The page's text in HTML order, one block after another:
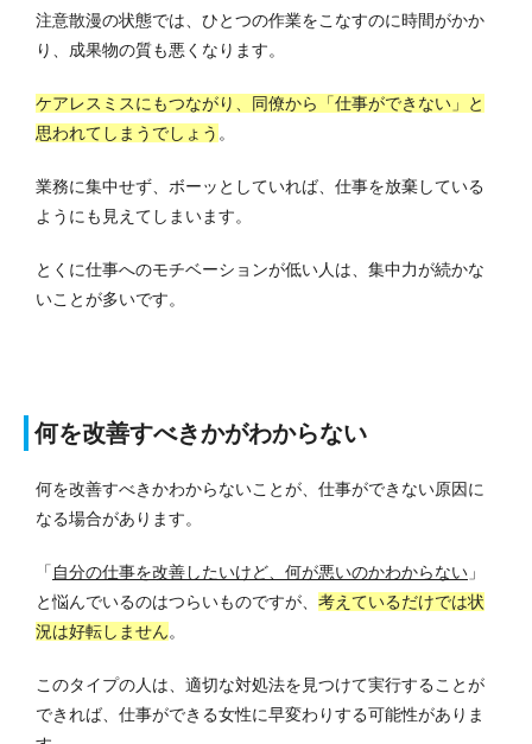
注意散漫の状態では、ひとつの作業をこなすのに時間がかか
り、成果物の質も悪くなります。
ケアレスミスにもつながり、同僚から「仕事ができない」と
思われてしまうでしょう 。
業務に集中せず、ボーッとしていれば、仕事を放棄している
ようにも見えてしまいます。
とくに仕事へのモチベーションが低い人は、集中力が続かな
いことが多いです。
何を改善すべきかがわからない
何を改善すべきかわからないことが、仕事ができない原因に
なる場合があります。
「 自分の仕事を改善したいけど、何が悪いのかわからない 」
と悩んでいるのはつらいものですが、 考えているだけでは状
況は好転しません。
このタイプの人は、適切な対処法を見つけて実行することが
できれば、仕事ができる女性に早変わりする可能性がありま